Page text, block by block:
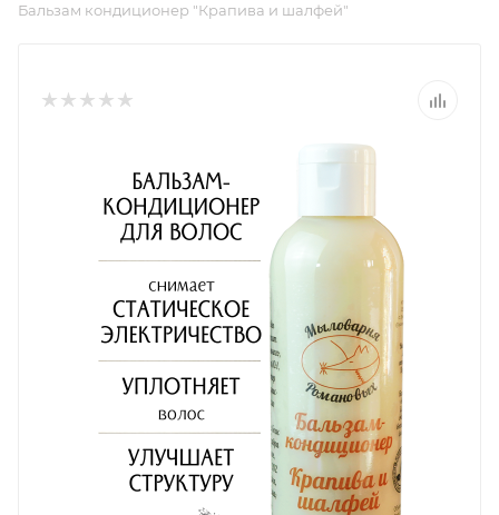
Бальзам кондиционер "Крапива и шалфей"